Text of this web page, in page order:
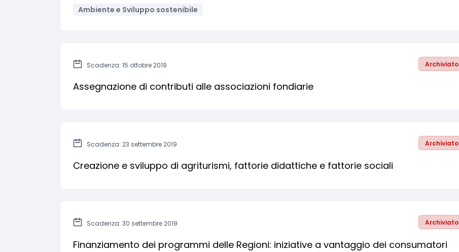
Ambiente e Sviluppo sostenibile
Scadenza: 15 ottobre 2019 Archiviato
Assegnazione di contributi alle associazioni fondiarie
Scadenza: 23 settembre 2019 Archiviato
Creazione e sviluppo di agriturismi, fattorie didattiche e fattorie sociali
Scadenza: 30 settembre 2019 Archiviato
Finanziamento dei programmi delle Regioni: iniziative a vantaggio dei consumatori